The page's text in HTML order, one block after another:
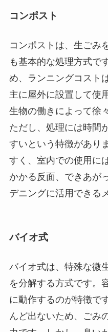
コンポスト
コンポストは、生ごみ
も基本的な処理方式で
め、ランニングコスト
主に屋外に設置して使
生物の働きによって徐
ただし、処理には時間
すいという特徴があり
すく、室内での使用に
かかる反面、できあが
デニングに活用できる
バイオ式
バイオ式は、特殊な微
を分解する方式です。
に動作するのが特徴で
んど出ないため、ごみ